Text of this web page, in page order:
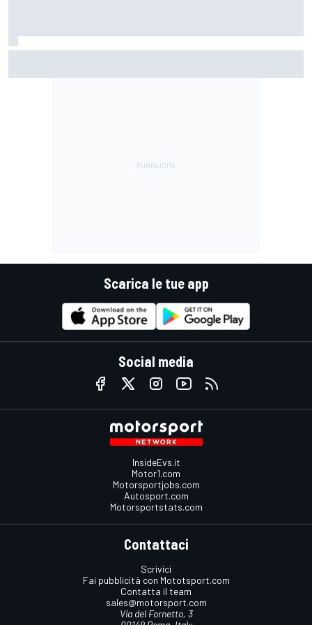
Scarica le tue app
Social media
InsideEvs.it
Motor1.com
Motorsportjobs.com
Autosport.com
Motorsportstats.com
Contattaci
Scrivici
Fai pubblicità con Mototsport.com
Contatta il team
sales@motorsport.com
Via del Fornetto, 3